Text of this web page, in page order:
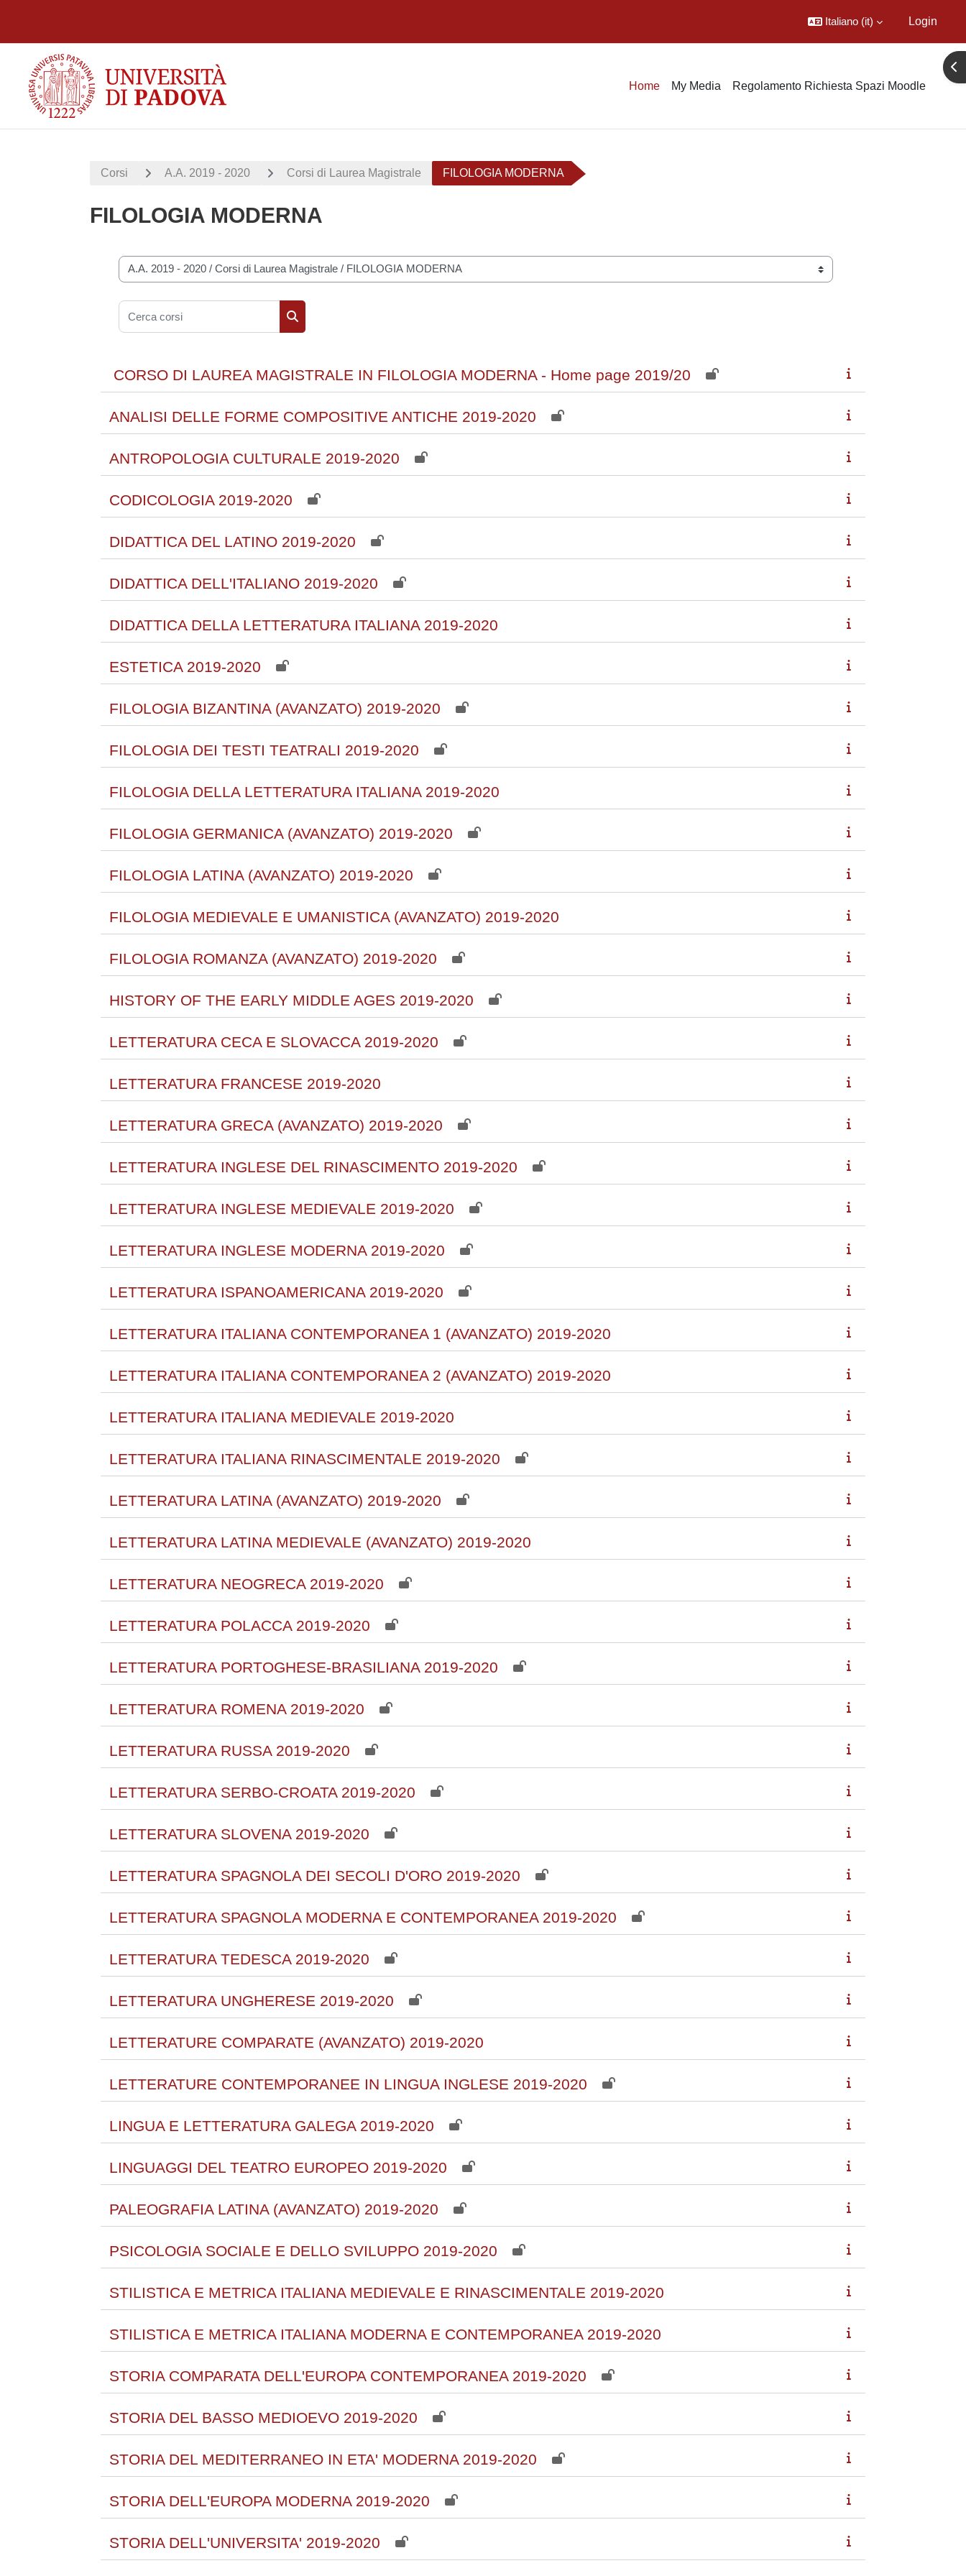
Italiano ‎(it)‎ Login
Home My Media Regolamento Richiesta Spazi Moodle
Corsi A.A. 2019 - 2020 Corsi di Laurea Magistrale FILOLOGIA MODERNA
FILOLOGIA MODERNA
Categorie di corso
Cerca corsi
CORSO DI LAUREA MAGISTRALE IN FILOLOGIA MODERNA - Home page 2019/20
ANALISI DELLE FORME COMPOSITIVE ANTICHE 2019-2020
ANTROPOLOGIA CULTURALE 2019-2020
CODICOLOGIA 2019-2020
DIDATTICA DEL LATINO 2019-2020
DIDATTICA DELL'ITALIANO 2019-2020
DIDATTICA DELLA LETTERATURA ITALIANA 2019-2020
ESTETICA 2019-2020
FILOLOGIA BIZANTINA (AVANZATO) 2019-2020
FILOLOGIA DEI TESTI TEATRALI 2019-2020
FILOLOGIA DELLA LETTERATURA ITALIANA 2019-2020
FILOLOGIA GERMANICA (AVANZATO) 2019-2020
FILOLOGIA LATINA (AVANZATO) 2019-2020
FILOLOGIA MEDIEVALE E UMANISTICA (AVANZATO) 2019-2020
FILOLOGIA ROMANZA (AVANZATO) 2019-2020
HISTORY OF THE EARLY MIDDLE AGES 2019-2020
LETTERATURA CECA E SLOVACCA 2019-2020
LETTERATURA FRANCESE 2019-2020
LETTERATURA GRECA (AVANZATO) 2019-2020
LETTERATURA INGLESE DEL RINASCIMENTO 2019-2020
LETTERATURA INGLESE MEDIEVALE 2019-2020
LETTERATURA INGLESE MODERNA 2019-2020
LETTERATURA ISPANOAMERICANA 2019-2020
LETTERATURA ITALIANA CONTEMPORANEA 1 (AVANZATO) 2019-2020
LETTERATURA ITALIANA CONTEMPORANEA 2 (AVANZATO) 2019-2020
LETTERATURA ITALIANA MEDIEVALE 2019-2020
LETTERATURA ITALIANA RINASCIMENTALE 2019-2020
LETTERATURA LATINA (AVANZATO) 2019-2020
LETTERATURA LATINA MEDIEVALE (AVANZATO) 2019-2020
LETTERATURA NEOGRECA 2019-2020
LETTERATURA POLACCA 2019-2020
LETTERATURA PORTOGHESE-BRASILIANA 2019-2020
LETTERATURA ROMENA 2019-2020
LETTERATURA RUSSA 2019-2020
LETTERATURA SERBO-CROATA 2019-2020
LETTERATURA SLOVENA 2019-2020
LETTERATURA SPAGNOLA DEI SECOLI D'ORO 2019-2020
LETTERATURA SPAGNOLA MODERNA E CONTEMPORANEA 2019-2020
LETTERATURA TEDESCA 2019-2020
LETTERATURA UNGHERESE 2019-2020
LETTERATURE COMPARATE (AVANZATO) 2019-2020
LETTERATURE CONTEMPORANEE IN LINGUA INGLESE 2019-2020
LINGUA E LETTERATURA GALEGA 2019-2020
LINGUAGGI DEL TEATRO EUROPEO 2019-2020
PALEOGRAFIA LATINA (AVANZATO) 2019-2020
PSICOLOGIA SOCIALE E DELLO SVILUPPO 2019-2020
STILISTICA E METRICA ITALIANA MEDIEVALE E RINASCIMENTALE 2019-2020
STILISTICA E METRICA ITALIANA MODERNA E CONTEMPORANEA 2019-2020
STORIA COMPARATA DELL'EUROPA CONTEMPORANEA 2019-2020
STORIA DEL BASSO MEDIOEVO 2019-2020
STORIA DEL MEDITERRANEO IN ETA' MODERNA 2019-2020
STORIA DELL'EUROPA MODERNA 2019-2020
STORIA DELL'UNIVERSITA' 2019-2020